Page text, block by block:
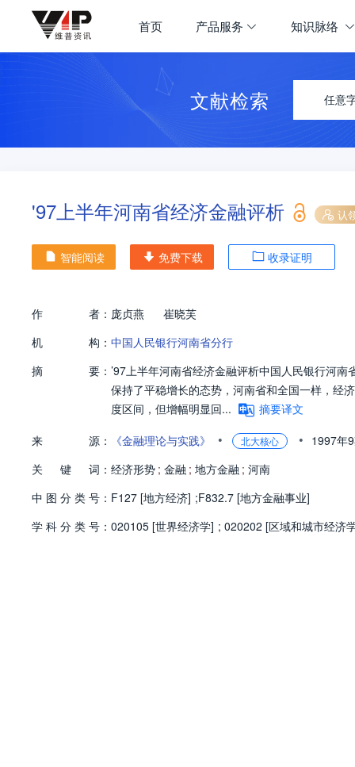
首页 产品服务 知识脉络
文献检索 任意
'97上半年河南省经济金融评析 认
智能阅读 免费下载 收录证明
作 者： 庞贞燕
崔晓芙
机
构： 中国人民银行河南省分行
摘
要： ’97上半年河南省经济金融评析中国人民银行河
保持了平稳增长的态势，河南省和全国一样，经
度区间，但增幅明显回...
摘要译文
来
源： 《金融理论与实践》 • 北大核心 • 1997年
关
键 词： 经济形势 ; 金融 ; 地方金融 ; 河南
中 图 分 类 号： F127 [地方经济] ;F832.7 [地方金融事业]
学 科 分 类 号： 020105 [世界经济学] ; 020202 [区域和城市经济